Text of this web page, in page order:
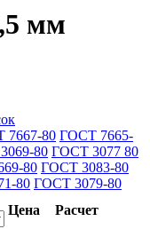
мм
7667-80 ГОСТ 7665-
80 ГОСТ 3077 80
80 ГОСТ 3083-80
80 ГОСТ 3079-80
Цена
Расчет